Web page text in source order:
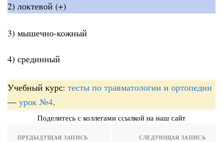
2) локтевой (+)
3) мышечно-кожный
4) срединный
Учебный курс: тесты по травматологии и ортопедии
— урок №4.
Поделитесь с коллегами ссылкой на наш сайт
ПРЕДЫДУЩАЯ ЗАПИСЬ СЛЕДУЮЩАЯ ЗАПИСЬ